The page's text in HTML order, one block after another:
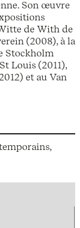
Son œuvre
de With de
(2008), à la
Stockholm
Louis (2011),
et au Van